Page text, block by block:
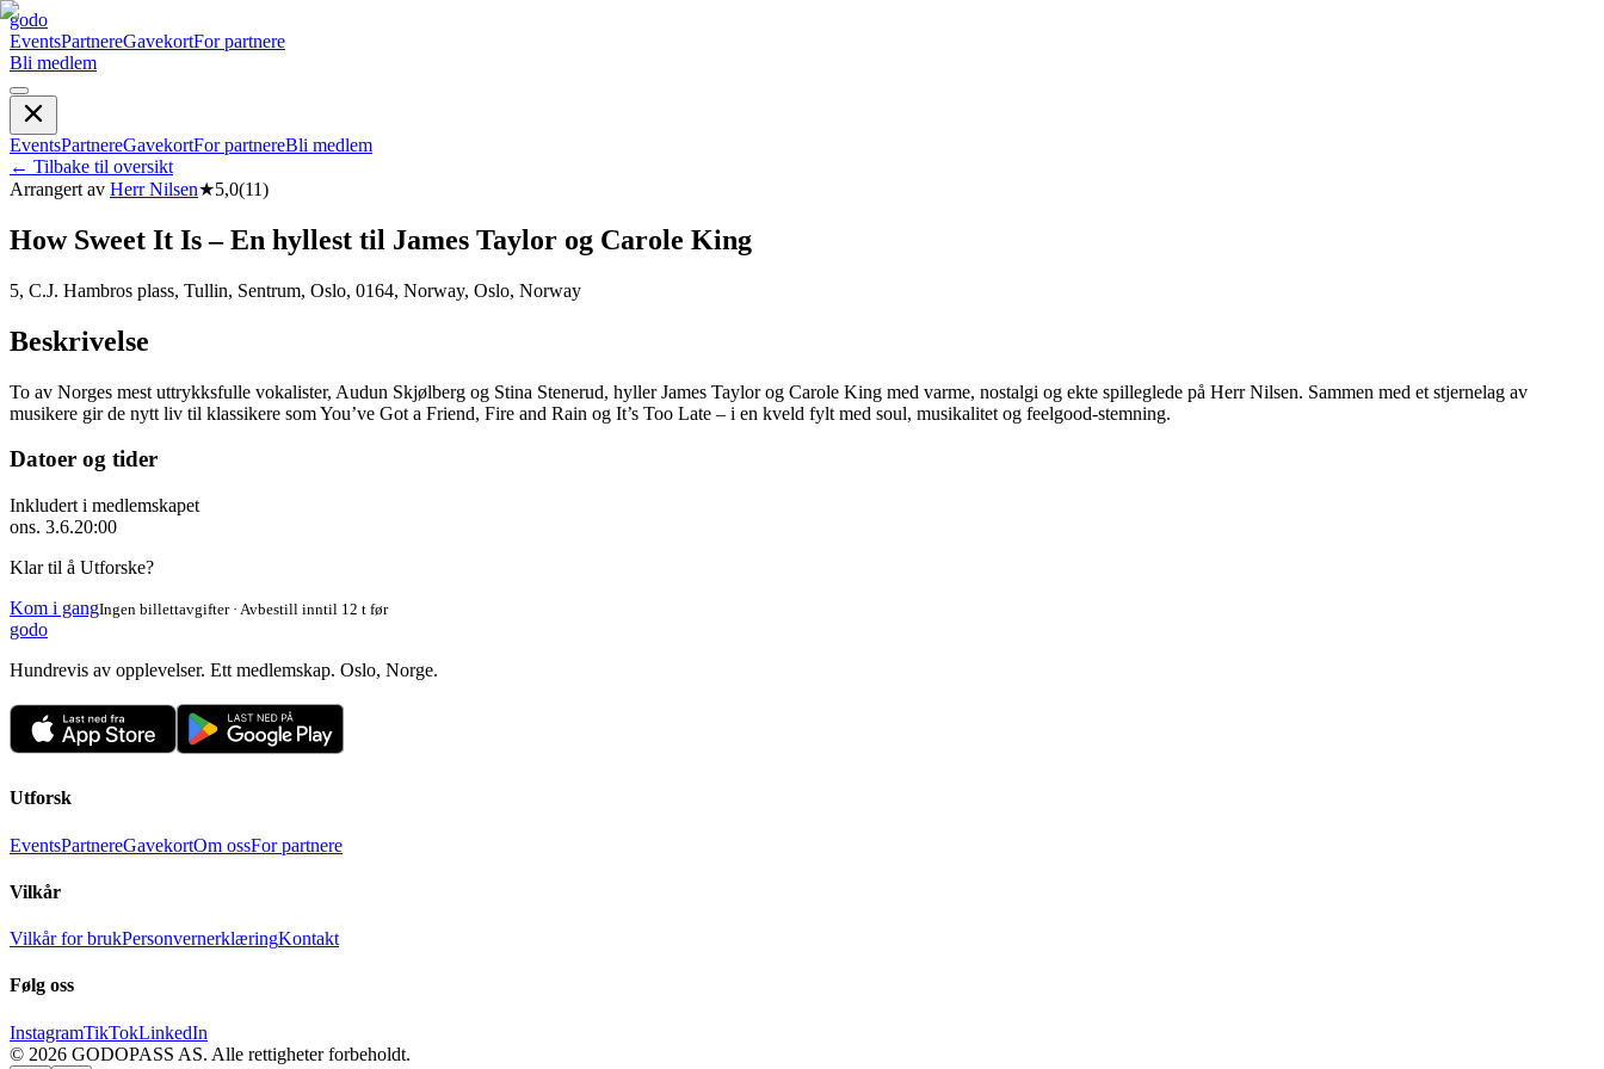
godo
EventsPartnereGavekortFor partnere
Bli medlem
EventsPartnereGavekortFor partnereBli medlem
← Tilbake til oversikt
Arrangert av Herr Nilsen★5,0(11)
How Sweet It Is – En hyllest til James Taylor og Carole King
5, C.J. Hambros plass, Tullin, Sentrum, Oslo, 0164, Norway, Oslo, Norway
Beskrivelse
To av Norges mest uttrykksfulle vokalister, Audun Skjølberg og Stina Stenerud, hyller James Taylor og Carole King med varme, nostalgi og ekte spilleglede på Herr Nilsen. Sammen med et stjernelag av
musikere gir de nytt liv til klassikere som You’ve Got a Friend, Fire and Rain og It’s Too Late – i en kveld fylt med soul, musikalitet og feelgood-stemning.
Datoer og tider
Inkludert i medlemskapet
ons. 3.6.20:00
Klar til å Utforske?
Kom i gangIngen billettavgifter · Avbestill inntil 12 t før
godo
Hundrevis av opplevelser. Ett medlemskap. Oslo, Norge.
Utforsk
EventsPartnereGavekortOm ossFor partnere
Vilkår
Vilkår for brukPersonvernerklæringKontakt
Følg oss
InstagramTikTokLinkedIn
© 2026 GODOPASS AS. Alle rettigheter forbeholdt.